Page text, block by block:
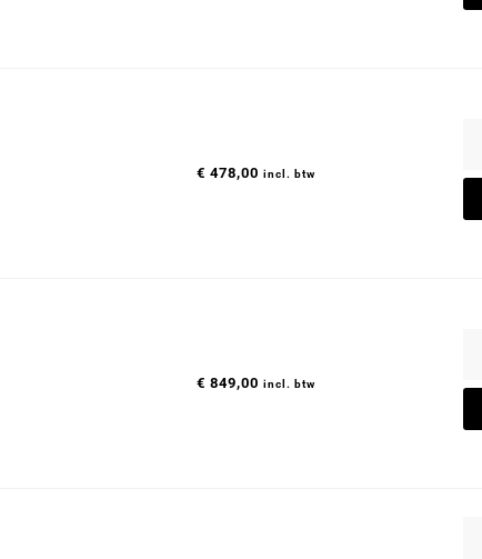
€ 478,00 incl. btw
€ 849,00 incl. btw